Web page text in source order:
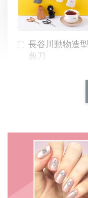
長谷川動物造型
剪刀